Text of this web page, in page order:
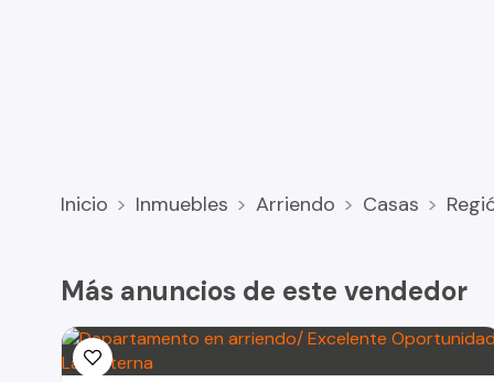
Inicio Inmuebles Arriendo Casas
Más anuncios de este vendedor